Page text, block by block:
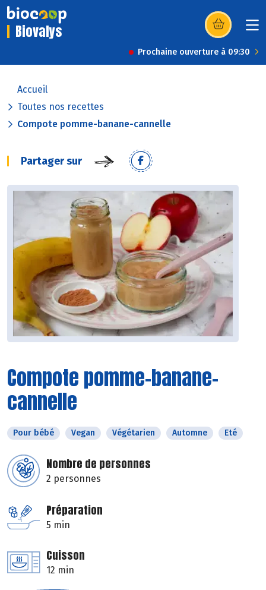
Biovalys (s’ouvre dans
Prochaine ouverture à 09:30
Accueil
Toutes nos recettes
Compote pomme-banane-cannelle
Partager sur
Compote pomme-banane-
cannelle
Pour bébé Vegan Végétarien Automne Eté
Nombre de personnes
2 personnes
Préparation
5 min
Cuisson
12 min